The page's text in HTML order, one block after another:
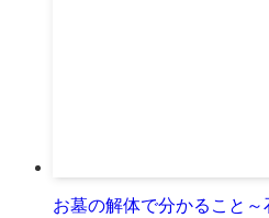
お墓の解体で分かること